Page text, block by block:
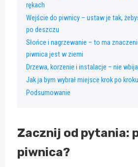
rękach
Wejście do piwnicy – ustaw je tak,
po deszczu
Słońce i nagrzewanie – to ma
piwnica jest w ziemi
Drzewa, korzenie i instalacje – nie
Jak ja bym wybrał miejsce krok po kroku
Podsumowanie
Zacznij od pytania:
piwnica?